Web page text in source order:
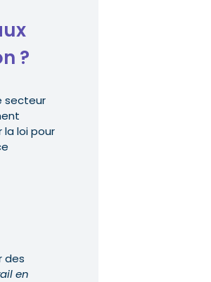
?
secteur
loi pour
des
en